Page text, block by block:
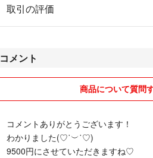
取引の評価
コメント
商品について質問
コメントありがとうございます！
わかりました(♡˙︶˙♡)
9500円にさせていただきますね♡